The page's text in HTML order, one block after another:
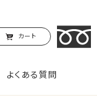
カート
よくある質問